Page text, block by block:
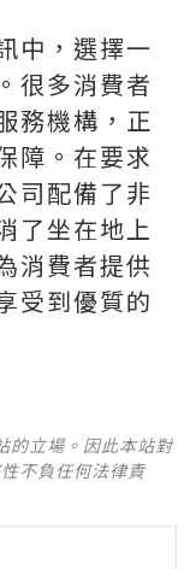
中，選擇一
很多消費者
務機構，正
障。在要求
司配備了非
了坐在地上
消費者提供
受到優質的
的立場。因此本站對
不負任何法律責